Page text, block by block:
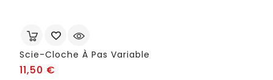
Scie-Cloche À Pas Variable
11,50 €